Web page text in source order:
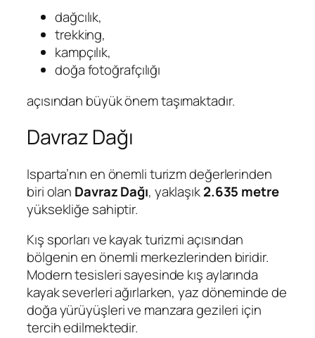
dağcılık,
trekking,
kampçılık,
doğa fotoğrafçılığı
açısından büyük önem taşımaktadır.
Davraz Dağı
Isparta’nın en önemli turizm değerlerinden
biri olan Davraz Dağı, yaklaşık2.635 metre
yüksekliğe sahiptir.
Kış sporları ve kayak turizmi açısından
bölgenin en önemli merkezlerinden biridir.
Modern tesisleri sayesinde kış aylarında
kayak severleri ağırlarken, yaz döneminde de
doğa yürüyüşleri ve manzara gezileri için
tercih edilmektedir.